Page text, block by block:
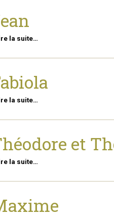
la suite…
la suite…
et
la suite…